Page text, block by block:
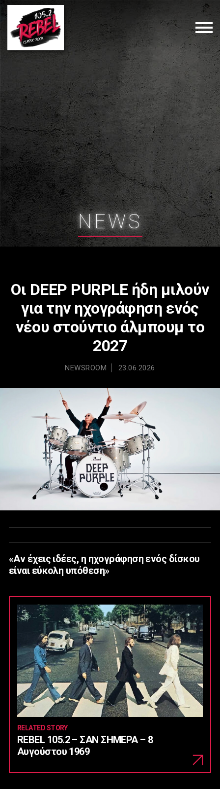
NEWS
Οι DEEP PURPLE ήδη μιλούν
για την ηχογράφηση ενός
νέου στούντιο άλμπουμ το
2027
NEWSROOM 23.06.2026
«Αν έχεις ιδέες, η ηχογράφηση ενός δίσκου
είναι εύκολη υπόθεση»
RELATED STORY
REBEL 105.2 – ΣΑΝ ΣΗΜΕΡΑ – 8
Αυγούστου 1969